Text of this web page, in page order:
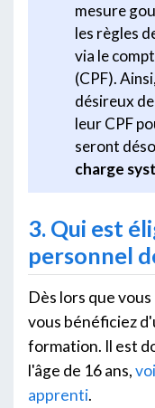
mesure
les règles
via le
(CPF).
désireux
leur CPF
seront
charge
3. Qui est
personnel
Dès lors que
vous bénéficiez
formation. Il est
l'âge de 16 ans,
apprenti.